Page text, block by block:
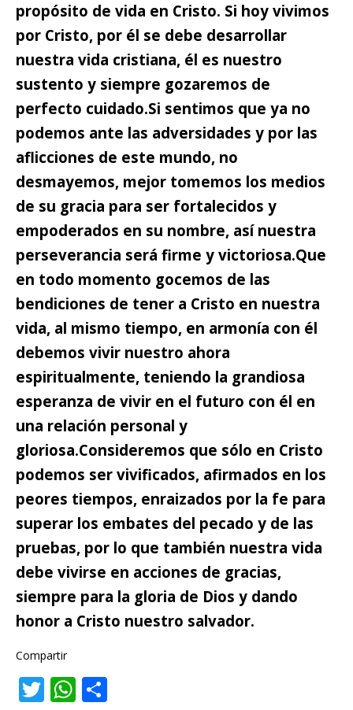
propósito de vida en Cristo. Si hoy vivimos
por Cristo, por él se debe desarrollar
nuestra vida cristiana, él es nuestro
sustento y siempre gozaremos de
perfecto cuidado.Si sentimos que ya no
podemos ante las adversidades y por las
aflicciones de este mundo, no
desmayemos, mejor tomemos los medios
de su gracia para ser fortalecidos y
empoderados en su nombre, así nuestra
perseverancia será firme y victoriosa.Que
en todo momento gocemos de las
bendiciones de tener a Cristo en nuestra
vida, al mismo tiempo, en armonía con él
debemos vivir nuestro ahora
espiritualmente, teniendo la grandiosa
esperanza de vivir en el futuro con él en
una relación personal y
gloriosa.Consideremos que sólo en Cristo
podemos ser vivificados, afirmados en los
peores tiempos, enraizados por la fe para
superar los embates del pecado y de las
pruebas, por lo que también nuestra vida
debe vivirse en acciones de gracias,
siempre para la gloria de Dios y dando
honor a Cristo nuestro salvador.
Compartir
T W